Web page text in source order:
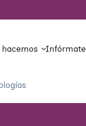
hacemos Infórmate